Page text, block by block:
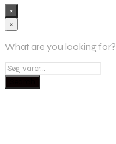
×
×
What are you looking for?